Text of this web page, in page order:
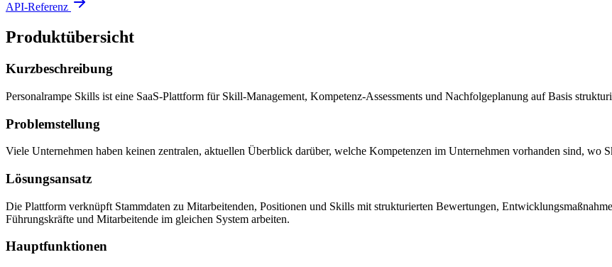
API-Referenz
Produktübersicht
Kurzbeschreibung
Personalrampe Skills ist eine SaaS-Plattform für Skill-Management, Kompetenz-Assessments und Nachfolgeplanung auf Basis
Problemstellung
Viele Unternehmen haben keinen zentralen, aktuellen Überblick darüber, welche Kompetenzen im Unternehmen vorhanden sind, wo
Lösungsansatz
Die Plattform verknüpft Stammdaten zu Mitarbeitenden, Positionen und Skills mit strukturierten Bewertungen,
Führungskräfte und Mitarbeitende im gleichen System arbeiten.
Hauptfunktionen